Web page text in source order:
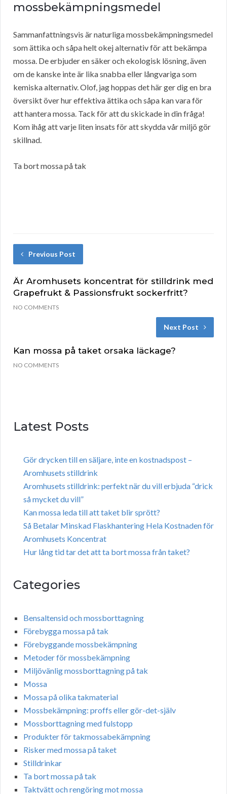
mossbekämpningsmedel
Sammanfattningsvis är naturliga mossbekämpningsmedel
som ättika och såpa helt okej alternativ för att bekämpa
mossa. De erbjuder en säker och ekologisk lösning, även
om de kanske inte är lika snabba eller långvariga som
kemiska alternativ. Olof, jag hoppas det här ger dig en bra
översikt över hur effektiva ättika och såpa kan vara för
att hantera mossa. Tack för att du skickade in din fråga!
Kom ihåg att varje liten insats för att skydda vår miljö gör
skillnad.
Ta bort mossa på tak
Previous Post
Är Aromhusets koncentrat för stilldrink med
Grapefrukt & Passionsfrukt sockerfritt?
NO COMMENTS
Next Post
Kan mossa på taket orsaka läckage?
NO COMMENTS
Latest Posts
Gör drycken till en säljare, inte en kostnadspost –
Aromhusets stilldrink
Aromhusets stilldrink: perfekt när du vill erbjuda “drick
så mycket du vill”
Kan mossa leda till att taket blir sprött?
Så Betalar Minskad Flaskhantering Hela Kostnaden för
Aromhusets Koncentrat
Hur lång tid tar det att ta bort mossa från taket?
Categories
Bensaltensid och mossborttagning
Förebygga mossa på tak
Förebyggande mossbekämpning
Metoder för mossbekämpning
Miljövänlig mossborttagning på tak
Mossa
Mossa på olika takmaterial
Mossbekämpning: proffs eller gör-det-själv
Mossborttagning med fulstopp
Produkter för takmossabekämpning
Risker med mossa på taket
Stilldrinkar
Ta bort mossa på tak
Taktvätt och rengöring mot mossa